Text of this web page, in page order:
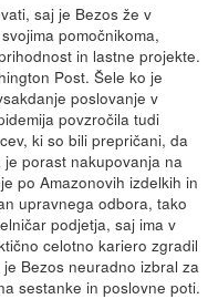
saj je Bezos že v
pomočnikoma,
in lastne projekte.
Post. Šele ko je
poslovanje v
povzročila tudi
ki so bili prepričani, da
porast nakupovanja na
po Amazonovih izdelkih in
upravnega odbora, tako
podjetja, saj ima v
celotno kariero zgradil
Bezos neuradno izbral za
sestanke in poslovne poti.